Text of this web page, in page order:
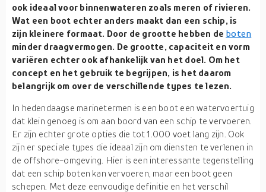
ook ideaal voor binnenwateren zoals meren of rivieren.
Wat een boot echter anders maakt dan een schip, is
zijn kleinere formaat. Door de grootte hebben de boten
minder draagvermogen. De grootte, capaciteit en vorm
variëren echter ook afhankelijk van het doel. Om het
concept en het gebruik te begrijpen, is het daarom
belangrijk om over de verschillende types te lezen.
In hedendaagse marinetermen is een boot een watervoertuig
dat klein genoeg is om aan boord van een schip te vervoeren.
Er zijn echter grote opties die tot 1.000 voet lang zijn. Ook
zijn er speciale types die ideaal zijn om diensten te verlenen in
de offshore-omgeving. Hier is een interessante tegenstelling
dat een schip boten kan vervoeren, maar een boot geen
schepen. Met deze eenvoudige definitie en het verschil